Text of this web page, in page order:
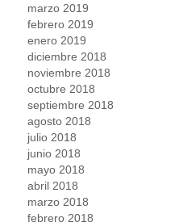
marzo 2019
febrero 2019
enero 2019
diciembre 2018
noviembre 2018
octubre 2018
septiembre 2018
agosto 2018
julio 2018
junio 2018
mayo 2018
abril 2018
marzo 2018
febrero 2018